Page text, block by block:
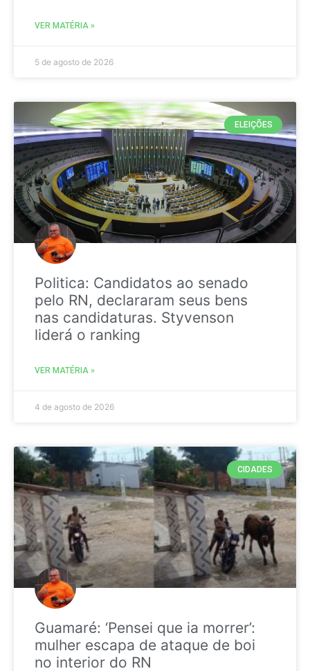
VER MATÉRIA »
5 de agosto de 2026
ELEIÇÕES
Politica: Candidatos ao senado
pelo RN, declararam seus bens
nas candidaturas. Styvenson
liderá o ranking
VER MATÉRIA »
4 de agosto de 2026
CIDADES
Guamaré: ‘Pensei que ia morrer’:
mulher escapa de ataque de boi
no interior do RN